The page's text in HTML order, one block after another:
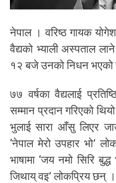
नेपाल । वरिष्ठ गायक
वैद्यको भ्याली अस्पताल
१२ बजे उनको निधन भएको
७७ वर्षका वैद्यलाई
सम्मान प्रदान गरिएको
भुलाई सारा आँसु लिएर
‘नेपाल मेरो उपहार भो’
भाषामा ‘जय नमो सिरि
जिथाय् वइ’ लोकप्रिय छन् ।